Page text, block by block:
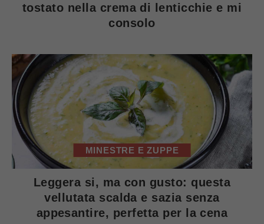
tostato nella crema di lenticchie e mi
consolo
MINESTRE E ZUPPE
Leggera si, ma con gusto: questa
vellutata scalda e sazia senza
appesantire, perfetta per la cena